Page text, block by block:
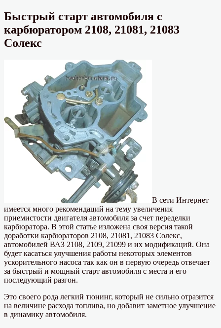
Быстрый старт автомобиля с
карбюратором 2108, 21081, 21083
Солекс
В сети Интернет
имеется много рекомендаций на тему увеличения
приемистости двигателя автомобиля за счет переделки
карбюратора. В этой статье изложена своя версия такой
доработки карбюраторов 2108, 21081, 21083 Солекс,
автомобилей ВАЗ 2108, 2109, 21099 и их модификаций. Она
будет касаться улучшения работы некоторых элементов
ускорительного насоса так как он в первую очередь отвечает
за быстрый и мощный старт автомобиля с места и его
последующий разгон.
Это своего рода легкий тюнинг, который не сильно отразится
на величине расхода топлива, но добавит заметное улучшение
в динамику автомобиля.